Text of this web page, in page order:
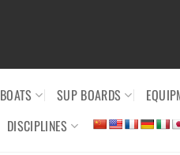
BOATS SUP BOARDS
DISCIPLINES